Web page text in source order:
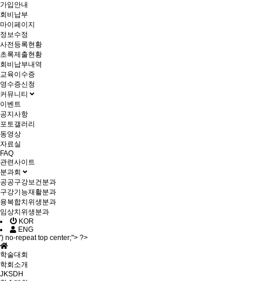
가입안내
회비납부
마이페이지
정보수정
사전등록현황
초록제출현황
회비납부내역
교육이수증
영수증신청
커뮤니티
이벤트
공지사항
포토갤러리
동영상
자료실
FAQ
관련사이트
분과회
공공구강보건분과
구강기능재활분과
융복합치위생분과
임상치위생분과
KOR
ENG
') no-repeat top center;"> ?>
학술대회
학회소개
JKSDH